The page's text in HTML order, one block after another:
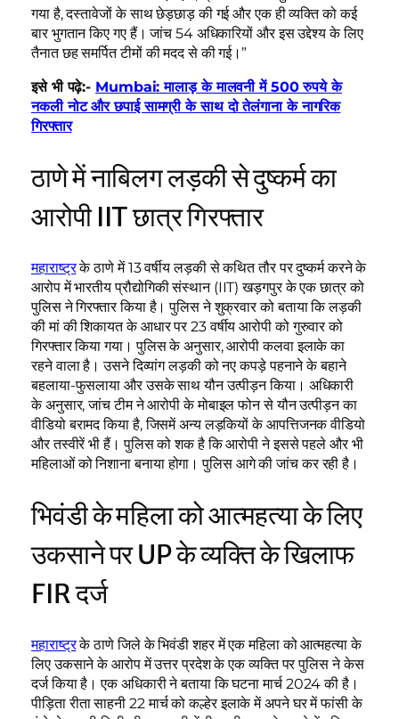
गया है, दस्तावेजों के साथ छेड़छाड़ की गई और एक ही व्यक्ति को कई
बार भुगतान किए गए हैं। जांच 54 अधिकारियों और इस उद्देश्य के लिए
तैनात छह समर्पित टीमों की मदद से की गई।”
इसे भी पढ़े:- Mumbai: मालाड़ के मालवनी में 500 रुपये के
नकली नोट और छपाई सामग्री के साथ दो तेलंगाना के नागरिक
गिरफ्तार
ठाणे में नाबिलग लड़की से दुष्कर्म का
आरोपी IIT छात्र गिरफ्तार
महाराष्ट्रके ठाणे में 13 वर्षीय लड़की से कथित तौर पर दुष्कर्म करने के
आरोप में भारतीय प्रौद्योगिकी संस्थान (IIT) खड़गपुर के एक छात्र को
पुलिस ने गिरफ्तार किया है। पुलिस ने शुक्रवार को बताया कि लड़की
की मां की शिकायत के आधार पर 23 वर्षीय आरोपी को गुरुवार को
गिरफ्तार किया गया। पुलिस के अनुसार, आरोपी कलवा इलाके का
रहने वाला है। उसने दिव्यांग लड़की को नए कपड़े पहनाने के बहाने
बहलाया-फुसलाया और उसके साथ यौन उत्पीड़न किया। अधिकारी
के अनुसार, जांच टीम ने आरोपी के मोबाइल फोन से यौन उत्पीड़न का
वीडियो बरामद किया है, जिसमें अन्य लड़कियों के आपत्तिजनक वीडियो
और तस्वीरें भी हैं। पुलिस को शक है कि आरोपी ने इससे पहले और भी
महिलाओं को निशाना बनाया होगा। पुलिस आगे की जांच कर रही है।
भिवंडी के महिला को आत्महत्या के लिए
उकसाने पर UP के व्यक्ति के खिलाफ
FIR दर्ज
महाराष्ट्रके ठाणे जिले के भिवंडी शहर में एक महिला को आत्महत्या के
लिए उकसाने के आरोप में उत्तर प्रदेश के एक व्यक्ति पर पुलिस ने केस
दर्ज किया है। एक अधिकारी ने बताया कि घटना मार्च 2024 की है।
पीड़िता रीता साहनी 22 मार्च को कल्हेर इलाके में अपने घर में फांसी के